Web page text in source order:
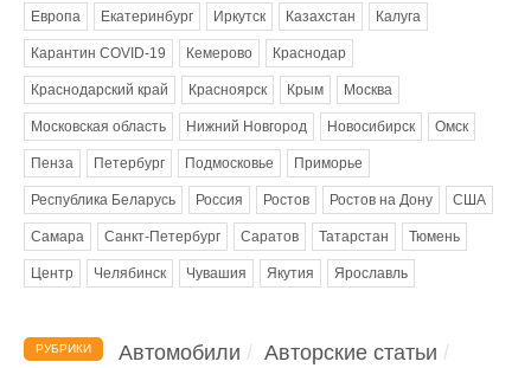
Европа Екатеринбург Иркутск Казахстан Калуга
Карантин COVID-19 Кемерово Краснодар
Краснодарский край Красноярск Крым Москва
Московская область Нижний Новгород Новосибирск Омск
Пенза Петербург Подмосковье Приморье
Республика Беларусь Россия Ростов Ростов на Дону США
Самара Санкт-Петербург Саратов Татарстан Тюмень
Центр Челябинск Чувашия Якутия Ярославль
РУБРИКИ Автомобили
Авторские статьи